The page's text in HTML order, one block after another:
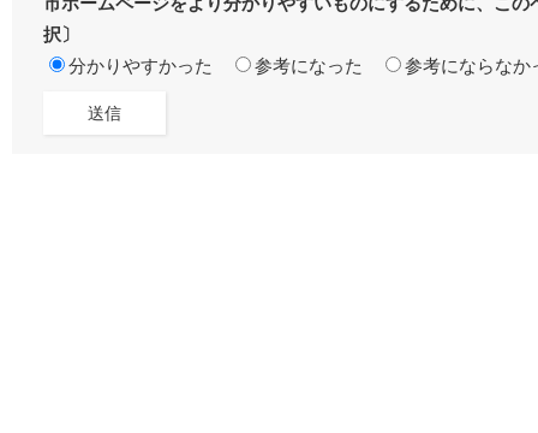
市ホームページをより分かりやすいものにするために、こ
択〕
分かりやすかった
参考になった 参考にならなか